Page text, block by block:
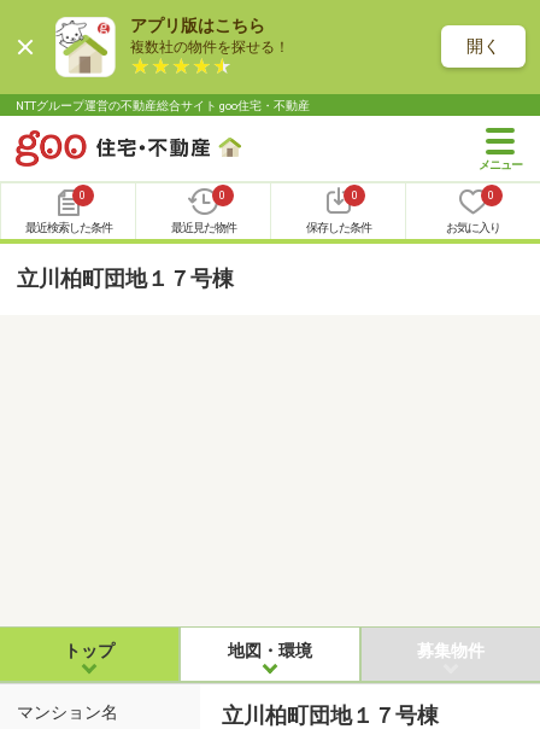
アプリ版はこちら
複数社の物件を探せる！ 開く
NTTグループ運営の不動産総合サイト goo住宅・不動産
0
最近検索した条件
0
最近見た物件
0
保存した条件
0
お気に入り
立川柏町団地１７号棟
トップ 地図・環境 募集物件
マンション名 立川柏町団地１７号棟